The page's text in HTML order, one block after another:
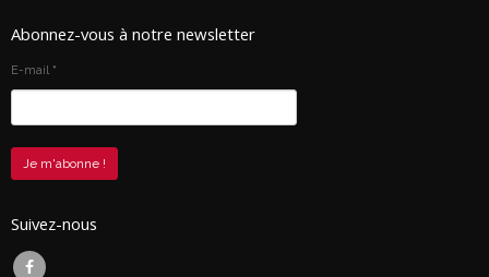
Abonnez-vous à notre newsletter
E-mail *
Suivez-nous